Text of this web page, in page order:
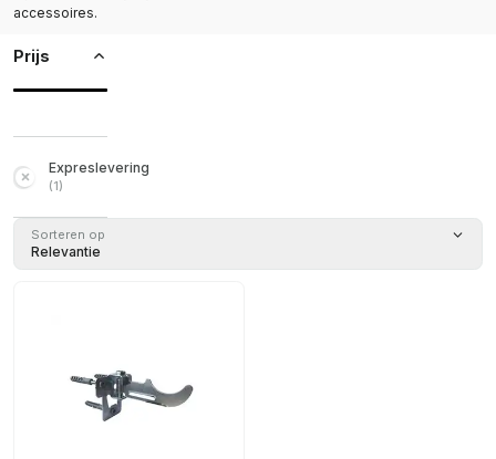
accessoires.
Prijs
Expreslevering
(1)
Sorteren op
Relevantie